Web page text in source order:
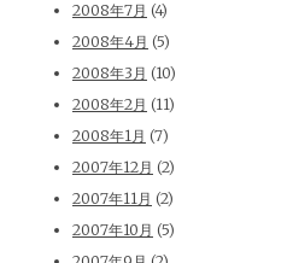
2008年7月 (4)
2008年4月 (5)
2008年3月 (10)
2008年2月 (11)
2008年1月 (7)
2007年12月 (2)
2007年11月 (2)
2007年10月 (5)